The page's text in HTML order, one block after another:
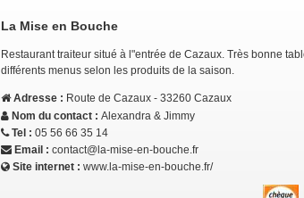
La Mise en Bouche
Restaurant traiteur situé à l"entrée de Cazaux. Très bonne
différents menus selon les produits de la saison.
Adresse : Route de Cazaux - 33260 Cazaux
Nom du contact : Alexandra & Jimmy
Tel : 05 56 66 35 14
Email : contact@la-mise-en-bouche.fr
Site internet : www.la-mise-en-bouche.fr/